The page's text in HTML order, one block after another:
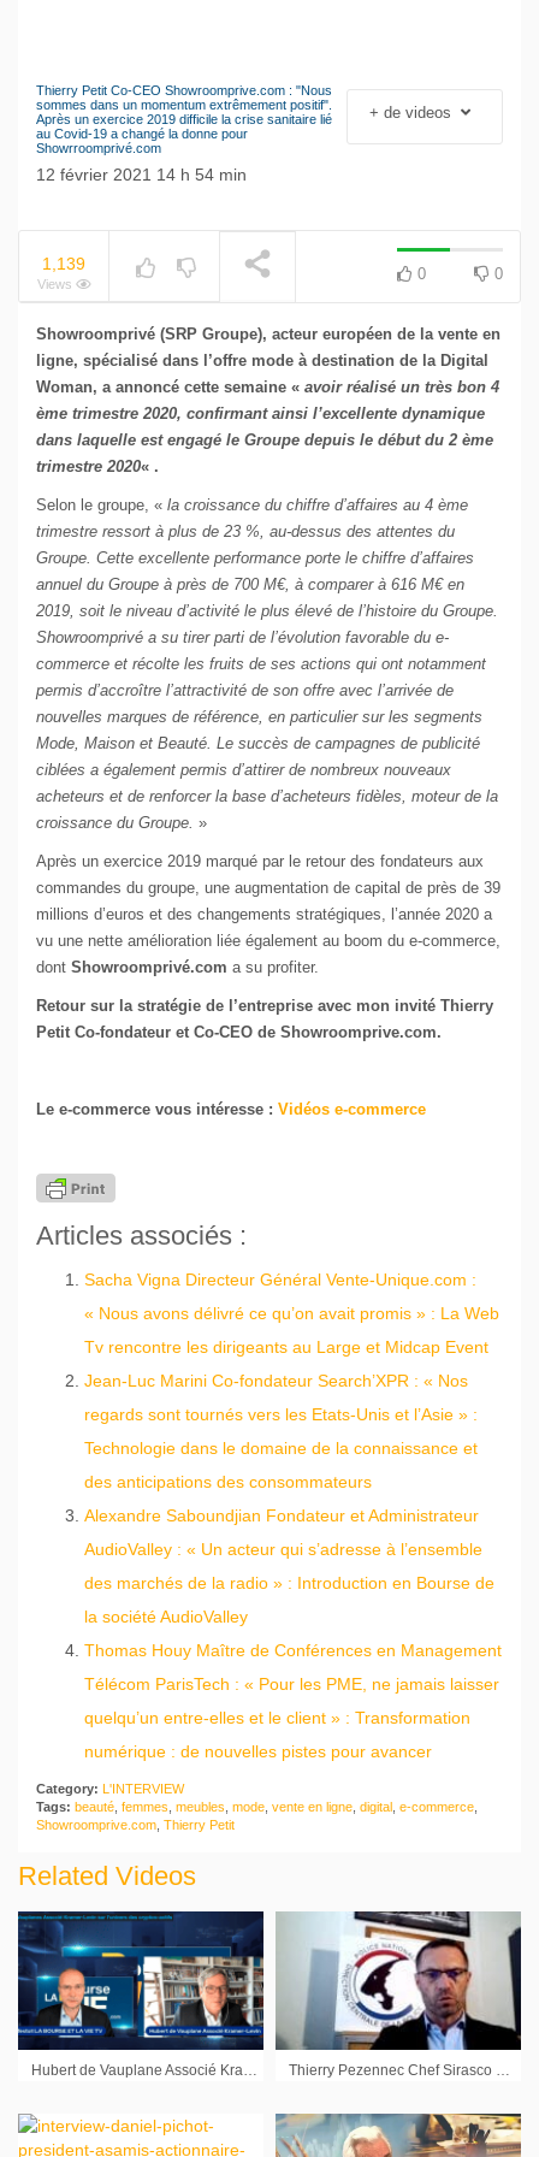
NOW PLAYING
Le séisme industriel
Volkswagen
Thierry Petit Co-CEO Showroomprive.com : "Nous
sommes dans un momentum extrêmement positif".
Après un exercice 2019 difficile la crise sanitaire lié
au Covid-19 a changé la donne pour
Showrroomprivé.com
12 février 2021 14 h 54 min
+ de videos
1,139
Views
0 0
Showroomprivé (SRP Groupe), acteur européen de la vente en
ligne, spécialisé dans l’offre mode à destination de la Digital
Woman, a annoncé cette semaine « avoir réalisé un très bon 4
ème trimestre 2020, confirmant ainsi l’excellente dynamique
dans laquelle est engagé le Groupe depuis le début du 2 ème
trimestre 2020« .
Selon le groupe, « la croissance du chiffre d’affaires au 4 ème
trimestre ressort à plus de 23 %, au-dessus des attentes du
Groupe. Cette excellente performance porte le chiffre d’affaires
annuel du Groupe à près de 700 M€, à comparer à 616 M€ en
2019, soit le niveau d’activité le plus élevé de l’histoire du Groupe.
Showroomprivé a su tirer parti de l’évolution favorable du e-
commerce et récolte les fruits de ses actions qui ont notamment
permis d’accroître l’attractivité de son offre avec l’arrivée de
nouvelles marques de référence, en particulier sur les segments
Mode, Maison et Beauté. Le succès de campagnes de publicité
ciblées a également permis d’attirer de nombreux nouveaux
acheteurs et de renforcer la base d’acheteurs fidèles, moteur de la
croissance du Groupe. »
Après un exercice 2019 marqué par le retour des fondateurs aux
commandes du groupe, une augmentation de capital de près de 39
millions d’euros et des changements stratégiques, l’année 2020 a
vu une nette amélioration liée également au boom du e-commerce,
dont Showroomprivé.com a su profiter.
Retour sur la stratégie de l’entreprise avec mon invité Thierry
Petit Co-fondateur et Co-CEO de Showroomprive.com.
Le e-commerce vous intéresse : Vidéos e-commerce
Articles associés :
Sacha Vigna Directeur Général Vente-Unique.com :
« Nous avons délivré ce qu’on avait promis » : La Web
Tv rencontre les dirigeants au Large et Midcap Event
Jean-Luc Marini Co-fondateur Search’XPR : « Nos
regards sont tournés vers les Etats-Unis et l’Asie » :
Technologie dans le domaine de la connaissance et
des anticipations des consommateurs
Alexandre Saboundjian Fondateur et Administrateur
AudioValley : « Un acteur qui s’adresse à l’ensemble
des marchés de la radio » : Introduction en Bourse de
la société AudioValley
Thomas Houy Maître de Conférences en Management
Télécom ParisTech : « Pour les PME, ne jamais laisser
quelqu’un entre-elles et le client » : Transformation
numérique : de nouvelles pistes pour avancer
Category: L'INTERVIEW
Tags: beauté femmes meubles mode vente en ligne digital e-commerce
Showroomprive.com Thierry Petit
Related Videos
Hubert de Vauplane Associé Kramer-Levin : « Jusqu’à quel point on accepte de prendre des risques ? » Thierry Pezennec Chef Sirasco Financier : « Avec le télétravail, les escrocs ont senti une vulnérabilité auprès des sociétés »